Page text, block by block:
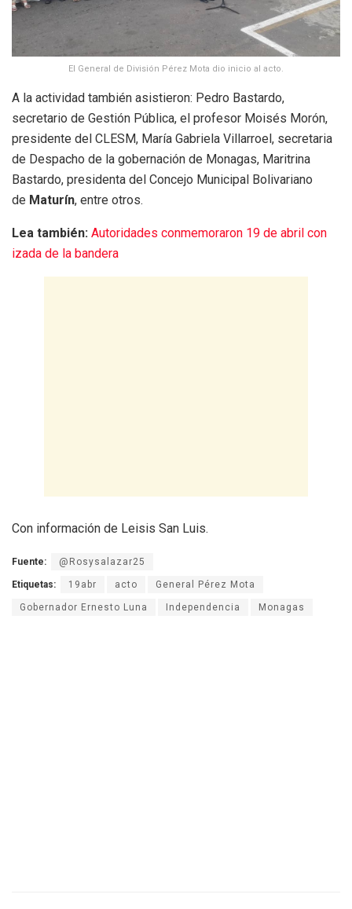
El General de División Pérez Mota dio inicio al acto.
A la actividad también asistieron: Pedro Bastardo,
secretario de Gestión Pública, el profesor Moisés Morón,
presidente del CLESM, María Gabriela Villarroel, secretaria
de Despacho de la gobernación de Monagas, Maritrina
Bastardo, presidenta del Concejo Municipal Bolivariano
de Maturín, entre otros.
Lea también: Autoridades conmemoraron 19 de abril con
izada de la bandera
Con información de Leisis San Luis.
Fuente: @Rosysalazar25
Etiquetas: 19abr acto General Pérez Mota
Gobernador Ernesto Luna Independencia Monagas